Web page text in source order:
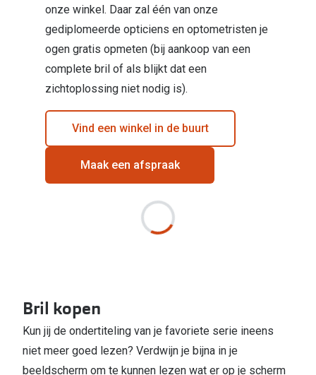
onze winkel. Daar zal één van onze
gediplomeerde opticiens en optometristen je
ogen gratis opmeten (bij aankoop van een
complete bril of als blijkt dat een
zichtoplossing niet nodig is).
Vind een winkel in de buurt
Maak een afspraak
Bril kopen
Kun jij de ondertiteling van je favoriete serie ineens
niet meer goed lezen? Verdwijn je bijna in je
beeldscherm om te kunnen lezen wat er op je scherm